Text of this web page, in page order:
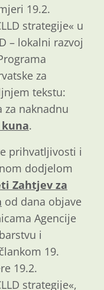
19.2.
strategije« u
– lokalni razvoj
za
tekstu:
za naknadnu
.
prihvatljivosti i
dodjelom
Zahtjev za
od dana objave
Agencije
i
19.
19.2.
strategije«,